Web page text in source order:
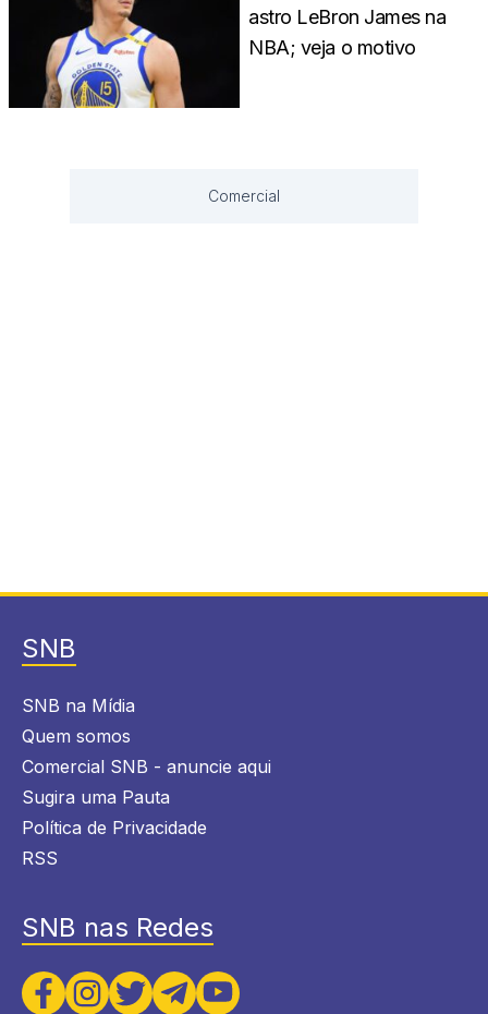
astro LeBron James na
NBA; veja o motivo
Comercial
SNB
SNB na Mídia
Quem somos
Comercial SNB - anuncie aqui
Sugira uma Pauta
Política de Privacidade
RSS
SNB nas Redes